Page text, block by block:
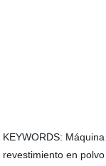
KEYWORDS:
revestimiento en